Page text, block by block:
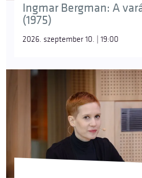
Ingmar Bergman: A
(1975)
2026. szeptember 10. | 19:00